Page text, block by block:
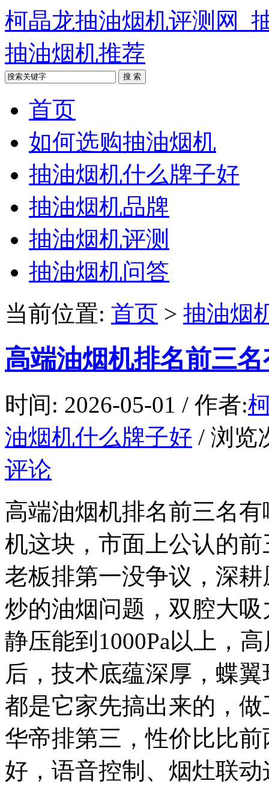
柯晶龙抽油烟机评测网_
抽油烟机推荐
首页
如何选购抽油烟机
抽油烟机什么牌子好
抽油烟机品牌
抽油烟机评测
抽油烟机问答
当前位置: 首页 > 抽油烟
高端油烟机排名前三
时间: 2026-05-01 / 作者:
油烟机什么牌子好 / 浏览
评论
高端油烟机排名前三名
机这块，市面上公认的
老板排第一没争议，深
炒的油烟问题，双腔大
静压能到1000Pa以上，
后，技术底蕴深厚，蝶
都是它家先搞出来的，
华帝排第三，性价比比
好，语音控制、烟灶联